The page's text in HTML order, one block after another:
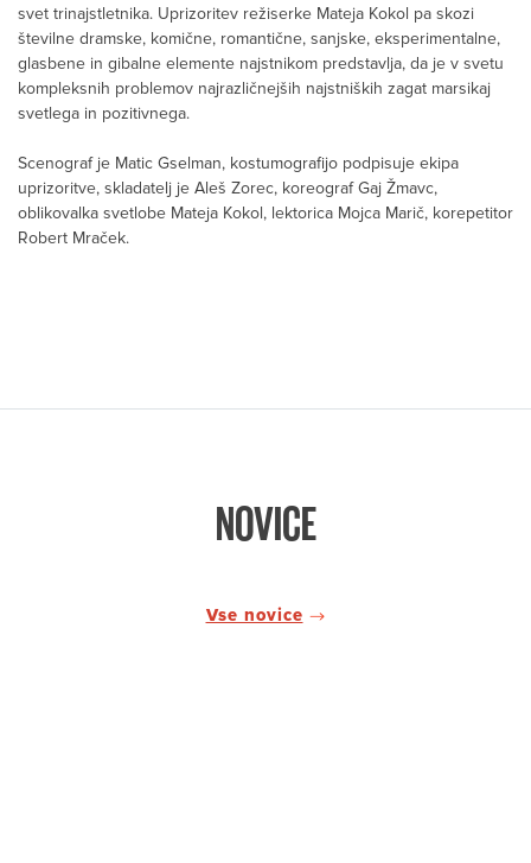
svet trinajstletnika. Uprizoritev režiserke Mateja Kokol pa skozi
številne dramske, komične, romantične, sanjske, eksperimentalne,
glasbene in gibalne elemente najstnikom predstavlja, da je v svetu
kompleksnih problemov najrazličnejših najstniških zagat marsikaj
svetlega in pozitivnega.
Scenograf je Matic Gselman, kostumografijo podpisuje ekipa
uprizoritve, skladatelj je Aleš Zorec, koreograf Gaj Žmavc,
oblikovalka svetlobe Mateja Kokol, lektorica Mojca Marič, korepetitor
Robert Mraček.
NOVICE
Vse novice